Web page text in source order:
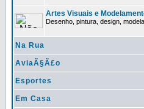
Artes Visuais e
Desenho, pintura, design,
Na Rua
AviaÃ§Ã£o
Esportes
Em Casa